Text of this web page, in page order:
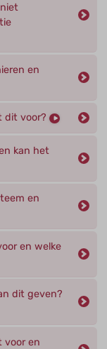
en
dit voor?
kan het
en
en welke
dit geven?
voor en